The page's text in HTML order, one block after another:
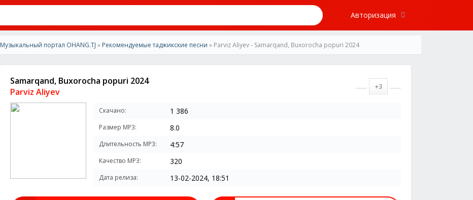
Авторизация
Музыкальный портал OHANG.TJ » Рекомендуемые таджикские песни » Parviz Aliyev - Samarqand, Buxorocha popuri 2024
Samarqand, Buxorocha popuri 2024
Parviz Aliyev
+3
Скачано: 1 386
Размер MP3: 8.0
Длительность MP3: 4:57
Качество MP3: 320
Дата релиза: 13-02-2024, 18:51